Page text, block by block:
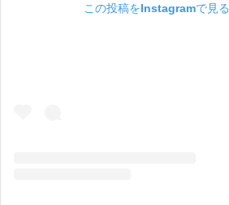
この投稿をInstagramで見る